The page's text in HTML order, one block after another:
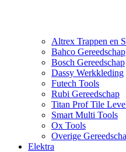
Altrex Trappen en
Bahco Gereedschap
Bosch Gereedschap
Dassy Werkkleding
Futech Tools
Rubi Gereedschap
Titan Prof Tile
Smart Multi Tools
Ox Tools
Overige
Elektra